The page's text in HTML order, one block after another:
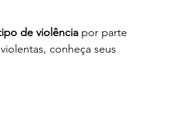
de violência por parte
conheça seus